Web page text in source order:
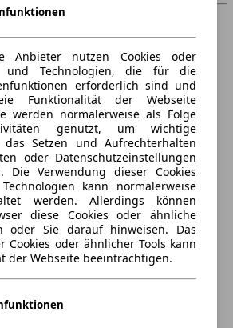
Anbieter nutzen Cookies oder
und Technologien, die für die
erforderlich sind und
Funktionalität der Webseite
werden normalerweise als Folge
genutzt, um wichtige
das Setzen und Aufrechterhalten
oder Datenschutzeinstellungen
Die Verwendung dieser Cookies
kann normalerweise
werden. Allerdings können
diese Cookies oder ähnliche
oder Sie darauf hinweisen. Das
Cookies oder ähnlicher Tools kann
der Webseite beeinträchtigen.